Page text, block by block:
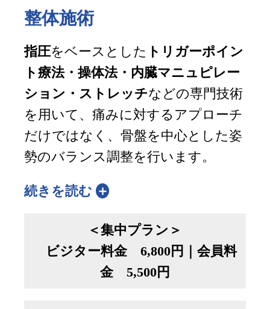
整体施術
指圧をベースとした トリガーポイン
ト療法・操体法・内臓マニュピレー
ション・ストレッチなどの専門技術
を用いて、痛みに対するアプローチ
だけではなく、骨盤を中心とした姿
勢のバランス調整を行います。
続きを読む
＜集中プラン＞
ビジター料金 6,800円｜会員料
金 5,500円